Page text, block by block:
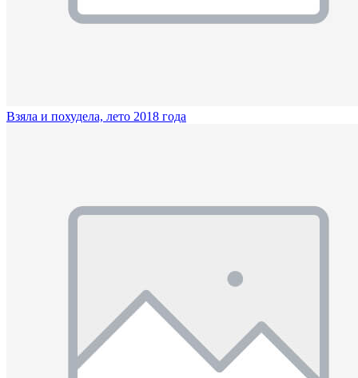
Взяла и похудела, лето 2018 года